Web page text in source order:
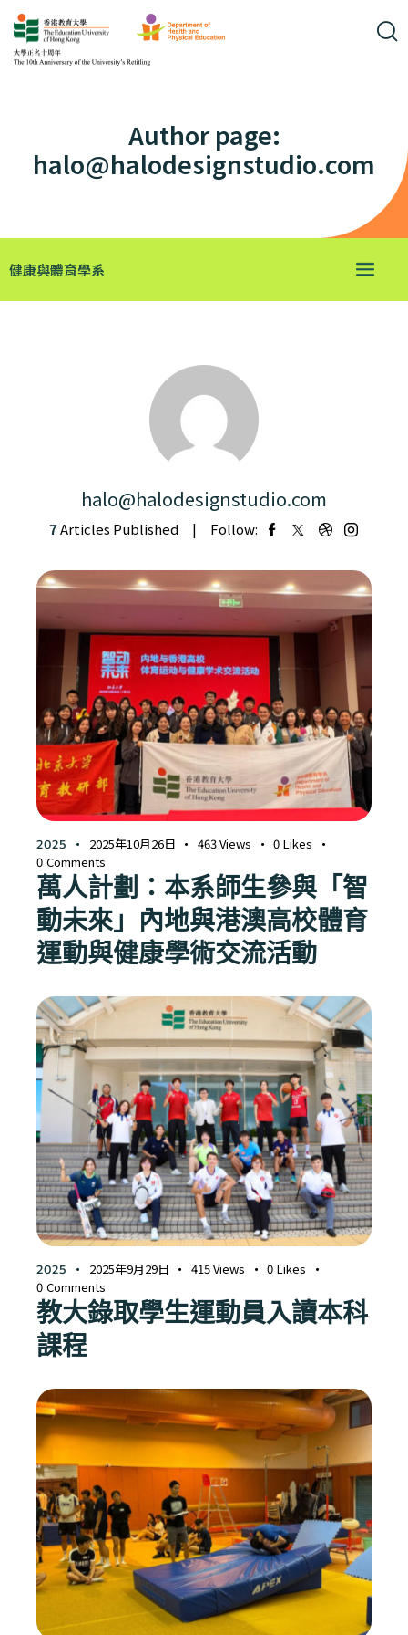
Author page:
halo@halodesignstudio.com
健康與體育學系
halo@halodesignstudio.com
7Articles Published Follow:
2025 2025年10月26日 463 Views 0 Likes
0 Comments
萬人計劃：本系師生參與「智
動未來」內地與港澳高校體育
運動與健康學術交流活動
2025 2025年9月29日 415 Views 0 Likes
0 Comments
教大錄取學生運動員入讀本科
課程